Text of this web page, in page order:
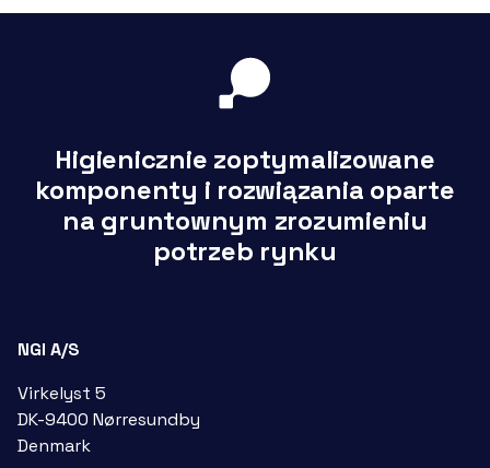
Higienicznie zoptymalizowane
komponenty i rozwiązania oparte
na gruntownym zrozumieniu
potrzeb rynku
NGI A/S
Virkelyst 5
DK-9400 Nørresundby
Denmark